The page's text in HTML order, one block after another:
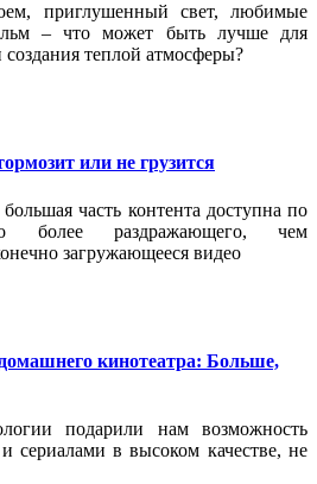
приглушенный свет, любимые
– что может быть лучше для
теплой атмосферы?
или не грузится
часть контента доступна по
более раздражающего, чем
загружающееся видео
кинотеатра: Больше,
подарили нам возможность
сериалами в высоком качестве, не